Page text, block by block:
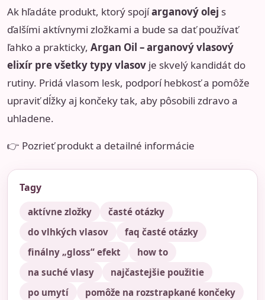
Ak hľadáte produkt, ktorý spojíarganový olej s
ďalšími aktívnymi zložkami a bude sa dať používať
ľahko a prakticky, Argan Oil – arganový vlasový
elixír pre všetky typy vlasov je skvelý kandidát do
rutiny. Pridá vlasom lesk, podporí hebkosť a pomôže
upraviť dĺžky aj končeky tak, aby pôsobili zdravo a
uhladene.
👉 Pozrieť produkt a detailné informácie
Tagy
aktívne zložky
časté otázky
do vlhkých vlasov
faq časté otázky
finálny „gloss“ efekt
how to
na suché vlasy
najčastejšie použitie
po umytí
pomôže na rozstrapkané končeky